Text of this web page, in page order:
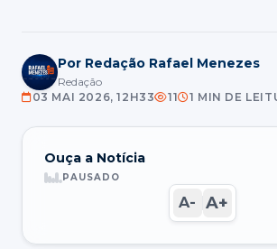
Por Redação Rafael Menezes
Redação
03 MAI 2026, 12H33
11 1 MIN DE
Ouça a Notícia
PAUSADO
A- A+